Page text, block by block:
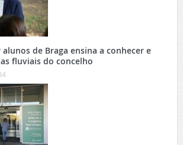
de Braga ensina a conhecer e
fluviais do concelho